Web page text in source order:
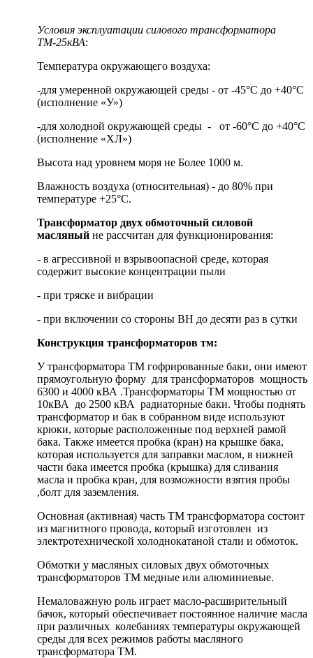
Условия эксплуатации силового трансформатора
ТМ-25кВА:
Температура окружающего воздуха:
-для умеренной окружающей среды - от -45°С до +40°С
(исполнение «У»)
-для холодной окружающей среды - от -60°С до +40°С
(исполнение «ХЛ»)
Высота над уровнем моря не Более 1000 м.
Влажность воздуха (относительная) - до 80% при
температуре +25°С.
Трансформатор двух обмоточный силовой
масляныйне рассчитан для функционирования:
- в агрессивной и взрывоопасной среде, которая
содержит высокие концентрации пыли
- при тряске и вибрации
- при включении со стороны ВН до десяти раз в сутки
Конструкция трансформаторов тм:
У трансформатора ТМ гофрированные баки, они имеют
прямоугольную форму для трансформаторов мощность
6300 и 4000 кВА .Трансформаторы ТМ мощностью от
10кВА до 2500 кВА радиаторные баки. Чтобы поднять
трансформатор и бак в собранном виде используют
крюки, которые расположенные под верхней рамой
бака. Также имеется пробка (кран) на крышке бака,
которая используется для заправки маслом, в нижней
части бака имеется пробка (крышка) для сливания
масла и пробка кран, для возможности взятия пробы
,болт для заземления.
Основная (активная) часть ТМ трансформатора состоит
из магнитного провода, который изготовлен из
электротехнической холоднокатаной стали и обмоток.
Обмотки у масляных силовых двух обмоточных
трансформаторов ТМ медные или алюминиевые.
Немаловажную роль играет масло-расширительный
бачок, который обеспечивает постоянное наличие масла
при различных колебаниях температуры окружающей
среды для всех режимов работы масляного
трансформатора ТМ.